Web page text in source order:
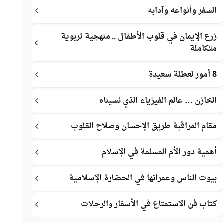
السفر وأنواعه وآدابه
زرع الإيمان في قلوب الأطفال .. منهجية تربوية
متكاملة
8 أمور لعطلة سعيدة
الخازن … عالم الفيزياء الذي نسيناه
مقام المراقبة طريق الإحسان وصلاح القلوب
أهمية دور الأم المسلمة في الإسلام
بيوت الناس وعمرانها في الحضارة الإسلامية
كتاب فن الاستمتاع في الأسفار والرحلات